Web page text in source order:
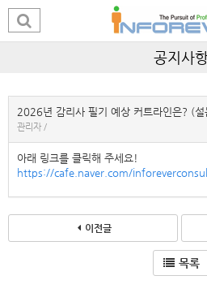
공지사
2026년 감리사 필기 예상 커트라인은? (설
관리자 /
아래 링크를 클릭해 주세요!
https://cafe.naver.com/
이전글
목록